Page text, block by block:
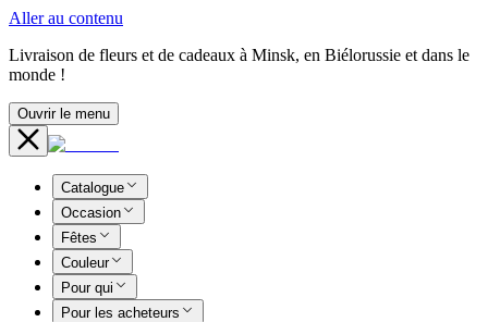
Aller au contenu
Livraison de fleurs et de cadeaux à Minsk, en Biélorussie et dans le
monde !
Ouvrir le menu
Catalogue
Occasion
Fêtes
Couleur
Pour qui
Pour les acheteurs